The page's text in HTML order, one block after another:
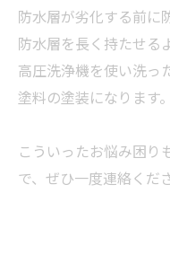
防水層が劣化する前に
防水層を長く持たせる
高圧洗浄機を使い洗っ
塗料の塗装になります。
こういったお悩み困り
で、ぜひ一度連絡くだ